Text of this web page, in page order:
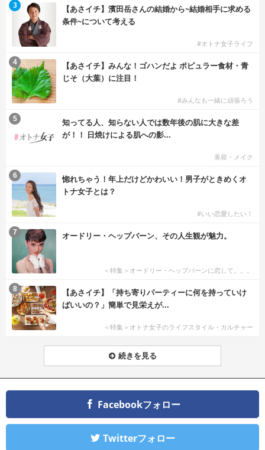
【あさイチ】濱田岳さんの結婚から~結婚相手に求める
条件~について考える
#オトナ女子ライフ
3
【あさイチ】みんな！ゴハンだよ ポピュラー食材・青
じそ（大葉）に注目！
#みんなも一緒に頑張ろう
4
知ってる人、知らない人では数年後の肌に大きな差
が！！ 日焼けによる肌への影...
美容・メイク
5
惚れちゃう！年上だけどかわいい！男子がときめくオ
トナ女子とは？
#いい恋愛したい！
6
オードリー・ヘップバーン、その人生観が魅力。
＜特集＞オードリー・ヘップバーンに恋して。。。
7
【あさイチ】「持ち寄りパーティーに何を持っていけ
ばいいの？」簡単で見栄えが...
＜特集＞オトナ女子のライフスタイル・カルチャー
8
続きを見る
Facebookフォロー
Twitterフォロー